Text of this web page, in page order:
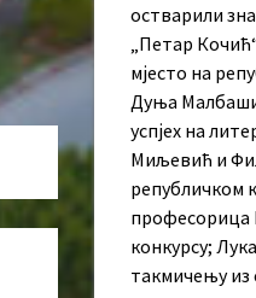
остварили
„Петар
мјесто на
Дуња
успјех на
Миљевић и
републичком
професорица
конкурсу;
такмичењу из